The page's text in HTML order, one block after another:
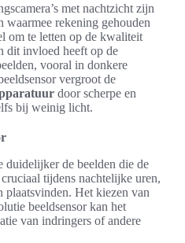
met nachtzicht zijn
waarmee rekening gehouden
om te letten op de kwaliteit
dit invloed heeft op de
vooral in donkere
vergroot de
door scherpe en
bij weinig licht.
duidelijker de beelden die de
tijdens nachtelijke uren,
plaatsvinden. Het kiezen van
beeldsensor kan het
van indringers of andere